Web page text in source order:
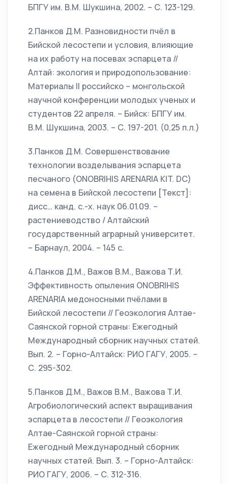
БПГУ им. В.М. Шукшина, 2002. – С. 123-129.
2.Панков Д.М. Разновидности пчёл в
Бийской лесостепи и условия, влияющие
на их работу на посевах эспарцета //
Алтай: экология и природопользование:
Материалы II российско – монгольской
научной конференции молодых ученых и
студентов 22 апреля. – Бийск: БПГУ им.
В.М. Шукшина, 2003. – С. 197-201. (0,25 п.л.)
3.Панков Д.М. Совершенствование
технологии возделывания эспарцета
песчаного (ONOBRIHIS ARENARIA KIT. DC)
на семена в Бийской лесостепи [Текст]:
дисс… канд. с.-х. наук 06.01.09. –
растениеводство / Алтайский
государственный аграрный университет.
– Барнаул, 2004. – 145 с.
4.Панков Д.М., Важов В.М., Важова Т.И.
Эффективность опыления ONOBRIHIS
ARENARIA медоносными пчёлами в
Бийской лесостепи // Геоэкология Алтае-
Саянской горной страны: Ежегодный
Международный сборник научных статей.
Вып. 2. – Горно-Алтайск: РИО ГАГУ, 2005. –
С. 295-302.
5.Панков Д.М., Важов В.М., Важова Т.И.
Агробиологический аспект выращивания
эспарцета в лесостепи // Геоэкология
Алтае-Саянской горной страны:
Ежегодный Международный сборник
научных статей. Вып. 3. – Горно-Алтайск:
РИО ГАГУ, 2006. – С. 312-316.